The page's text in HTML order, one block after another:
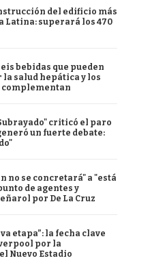
del edificio más
Latina: superará los 470
bebidas que pueden
la salud hepática y los
complementan
criticó el paro
un fuerte debate:
no se concretará" a "está
de agentes y
por De La Cruz
etapa”: la fecha clave
por la
Nuevo Estadio